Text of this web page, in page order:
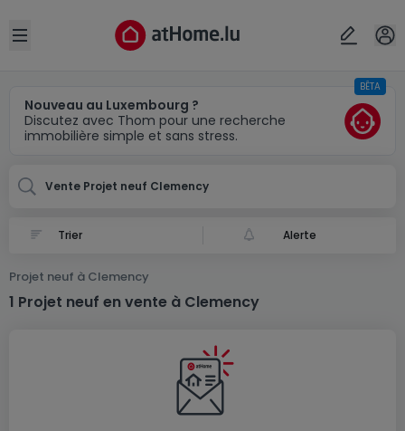
Open sidebar
Nouveau au Luxembourg ?
Discutez avec Thom pour une recherche
immobilière simple et sans stress.
BÊTA
Vente Projet neuf Clemency
Alerte
Projet neuf à Clemency
1 Projet neuf en vente à Clemency
Localité(s)
Annuler OK